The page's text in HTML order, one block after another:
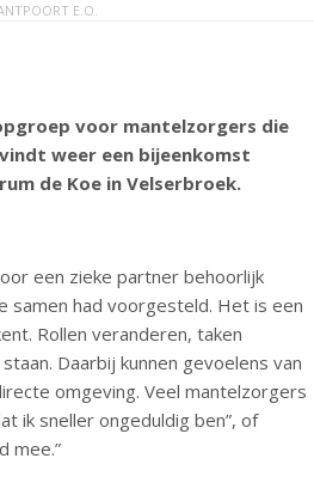
E.O.
voor mantelzorgers die
weer een bijeenkomst
de Koe in Velserbroek.
een zieke partner behoorlijk
samen had voorgesteld. Het is een
Rollen veranderen, taken
Daarbij kunnen gevoelens van
omgeving. Veel mantelzorgers
ik sneller ongeduldig ben”, of
mee.”